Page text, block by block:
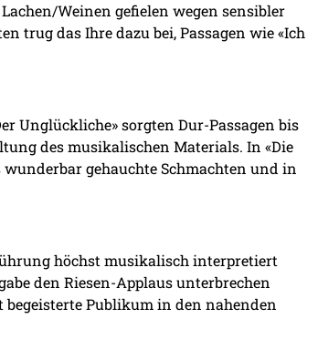
Weinen gefielen wegen sensibler
trug das Ihre dazu bei, Passagen wie «Ich
Unglückliche» sorgten Dur-Passagen bis
des musikalischen Materials. In «Die
gehauchte Schmachten und in
höchst musikalisch interpretiert
den Riesen-Applaus unterbrechen
Publikum in den nahenden